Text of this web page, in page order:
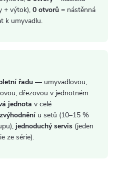
+ výtok), 0 otvorů = nástěnná
k umyvadlu.
řadu — umyvadlovou,
dřezovou v jednotném
jednota v celé
u setů (10–15 %
jednoduchý servis (jeden
ze série).